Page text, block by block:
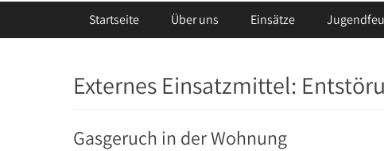
Primäres Menü
Startseite Über uns Einsätze
Externes Einsatzmittel:
Gasgeruch in der Wohnung